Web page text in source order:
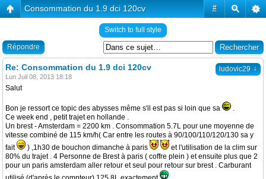
#
Consommation du 1.9 dci 120cv
Switch to full style
Répondre
ludovic29 ↓
Re: Consommation du 1.9 dci 120cv
Lun Juil 08, 2013 18:18
Salut
Bon je ressort ce topic des abysses même s'il est pas si loin que sa
.
Ce week end , petit trajet en hollande .
Un brest - Amsterdam = 2200 km . Consommation 5.7L pour une moyenne de
vitesse combiné de 115 km/h( Car entre les routes à 90/100/110/120/130 sa y
fait
) ,1h30 de bouchon dimanche à paris
et l'utilisation de la clim sur
80% du trajet . 4 Personne de Brest à paris ( coffre plein ) et ensuite plus que 2
pour un paris amsterdam aller retour et seul pour retour sur brest . Carburant